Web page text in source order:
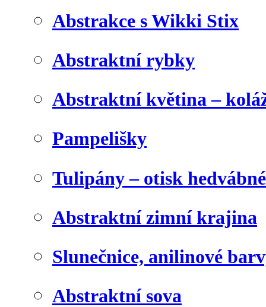
Abstrakce s Wikki Stix
Abstraktní rybky
Abstraktní květina –
Pampelišky
Tulipány – otisk
Abstraktní zimní krajina
Slunečnice, anilinové
Abstraktní sova